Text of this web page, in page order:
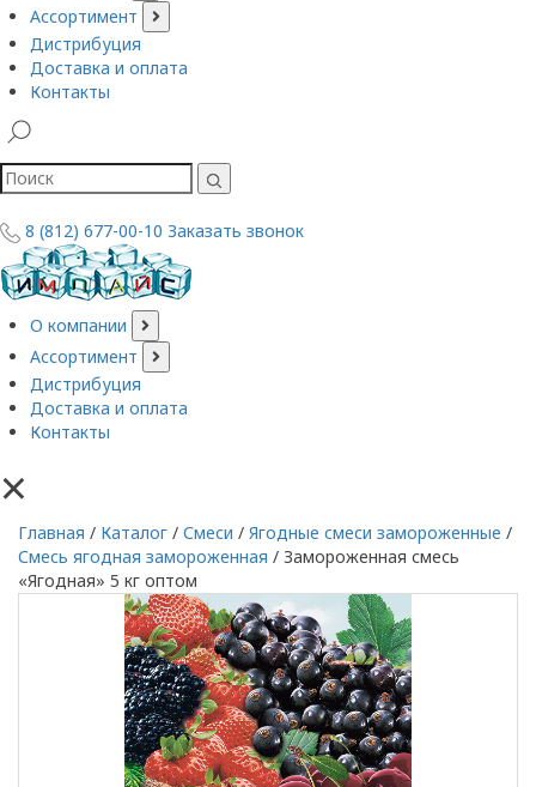
Ассортимент
Дистрибуция
Доставка и оплата
Контакты
8 (812) 677-00-10 Заказать звонок
О компании
Ассортимент
Дистрибуция
Доставка и оплата
Контакты
×
Главная / Каталог / Смеси / Ягодные смеси замороженные /
Смесь ягодная замороженная / Замороженная смесь
«Ягодная» 5 кг оптом